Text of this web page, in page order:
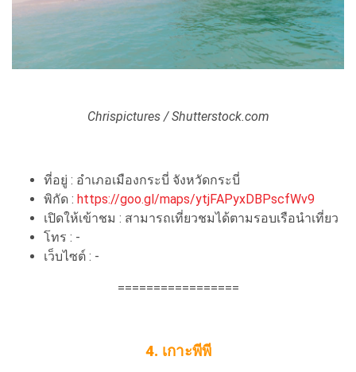
Chrispictures / Shutterstock.com
ที่อยู่ : อำเภอเมืองกระบี่ จังหวัดกระบี่
พิกัด : https://goo.gl/maps/ytjFAPyxDBPscfWv9
เปิดให้เข้าชม : สามารถเที่ยวชมได้ตามรอบเรือนำเที่ยว
โทร : -
เว็บไซต์ : -
=================
4. เกาะพีพี